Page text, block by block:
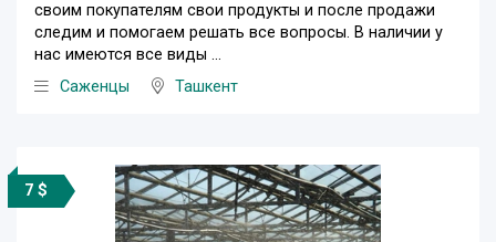
своим покупателям свои продукты и после продажи
следим и помогаем решать все вопросы. В наличии у
нас имеются все виды ...
Саженцы
Ташкент
7 $